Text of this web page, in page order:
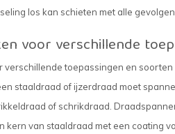
los kan schieten met alle gevolgen
voor verschillende
verschillende toepassingen en
staaldraad of ijzerdraad moet
of schrikdraad.
kern van staaldraad met een coating